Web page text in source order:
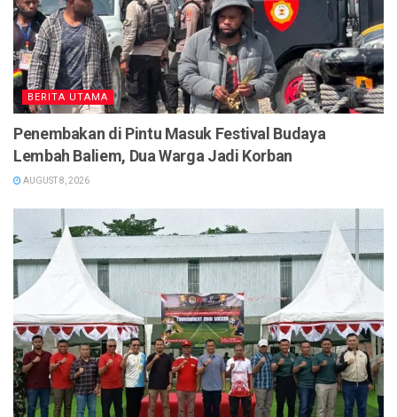
BERITA UTAMA
Penembakan di Pintu Masuk Festival Budaya
Lembah Baliem, Dua Warga Jadi Korban
AUGUST 8, 2026